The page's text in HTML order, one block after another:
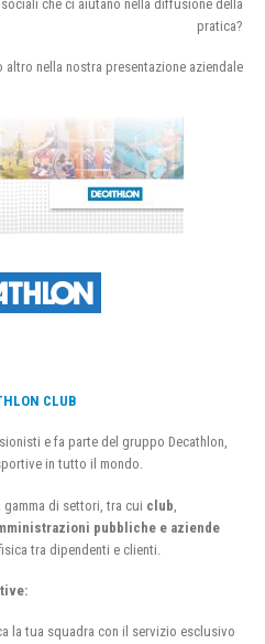
che ci aiutano nella diffusione della
pratica?
altro nella nostra presentazione aziendale
CLUB
e fa parte del gruppo Decathlon,
in tutto il mondo.
gamma di settori, tra cui club
pubbliche e aziende
tra dipendenti e clienti.
la tua squadra con il servizio esclusivo